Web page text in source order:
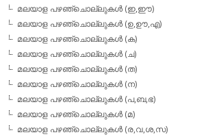
മലയാള പഴഞ്ചൊല്ലുകള്‍ (ഇ,ഈ)
മലയാള പഴഞ്ചൊല്ലുകള്‍ (ഉ,ഊ,എ)
മലയാള പഴഞ്ചൊല്ലുകള്‍ (ക)
മലയാള പഴഞ്ചൊല്ലുകള്‍ (ച)
മലയാള പഴഞ്ചൊല്ലുകള്‍ (ത)
മലയാള പഴഞ്ചൊല്ലുകള്‍ (ന)
മലയാള പഴഞ്ചൊല്ലുകള്‍ (പ,ബ,ഭ)
മലയാള പഴഞ്ചൊല്ലുകള്‍ (മ)
മലയാള പഴഞ്ചൊല്ലുകള്‍ (ര,വ,ശ,സ)